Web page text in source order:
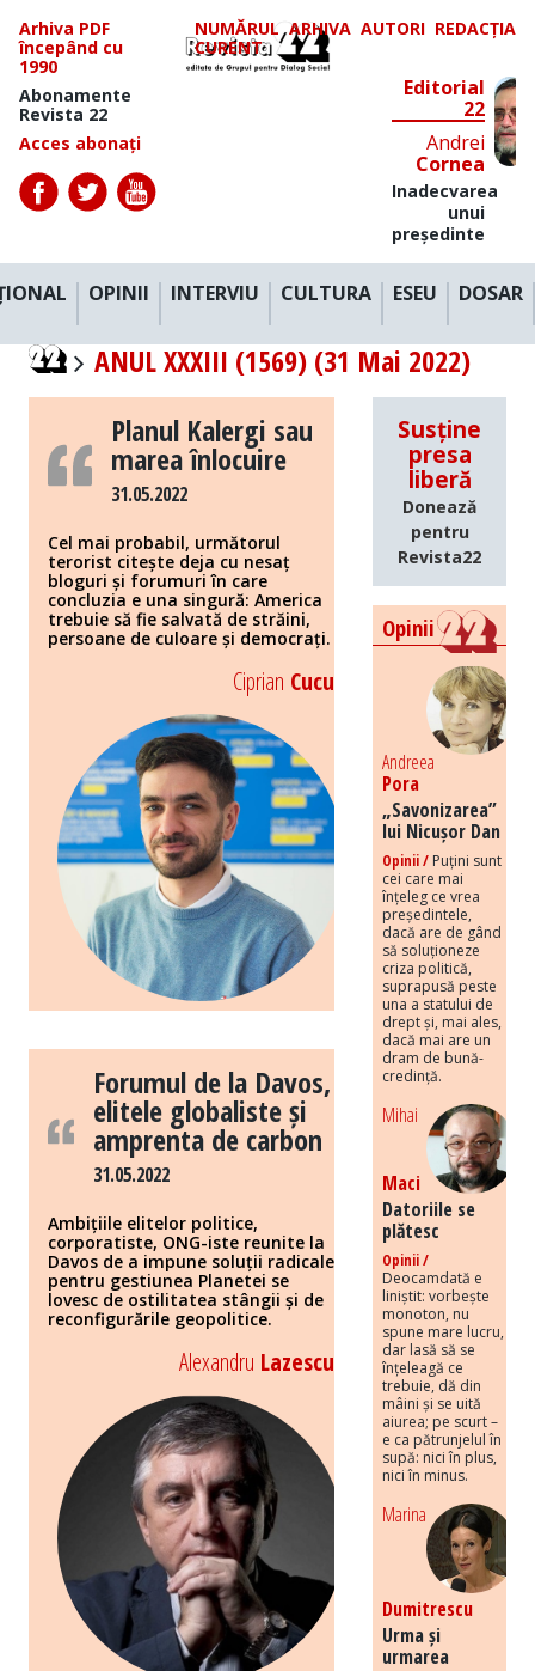
Arhiva PDF
începând cu
1990
Abonamente
Revista 22
Acces abonați
NUMĂRUL
CURENT
ARHIVA AUTORI REDACȚIA
Editorial
22
Andrei
Cornea
Inadecvarea
unui
președinte
OPINII INTERVIU CULTURA ESEU DOSAR
ANUL XXXIII (1569) (31 Mai 2022)
Planul Kalergi sau
marea înlocuire
31.05.2022
Cel mai probabil, următorul
terorist citește deja cu nesaț
bloguri și forumuri în care
concluzia e una singură: America
trebuie să fie salvată de străini,
persoane de culoare și democrați.
Ciprian Cucu
Forumul de la Davos,
elitele globaliste și
amprenta de carbon
31.05.2022
Ambițiile elitelor politice,
corporatiste, ONG-iste reunite la
Davos de a impune soluții radicale
pentru gestiunea Planetei se
lovesc de ostilitatea stângii și de
reconfigurările geopolitice.
Alexandru Lazescu
Susține
presa
liberă
Donează
pentru
Revista22
Opinii
Andreea
Pora
„Savonizarea”
lui Nicușor Dan
Opinii / Puțini sunt
cei care mai
înțeleg ce vrea
președintele,
dacă are de gând
să soluționeze
criza politică,
suprapusă peste
una a statului de
drept și, mai ales,
dacă mai are un
dram de bună-
credință.
Mihai
Maci
Datoriile se
plătesc
Opinii /
Deocamdată e
liniștit: vorbește
monoton, nu
spune mare lucru,
dar lasă să se
înțeleagă ce
trebuie, dă din
mâini și se uită
aiurea; pe scurt –
e ca pătrunjelul în
supă: nici în plus,
nici în minus.
Marina
Dumitrescu
Urma și
urmarea